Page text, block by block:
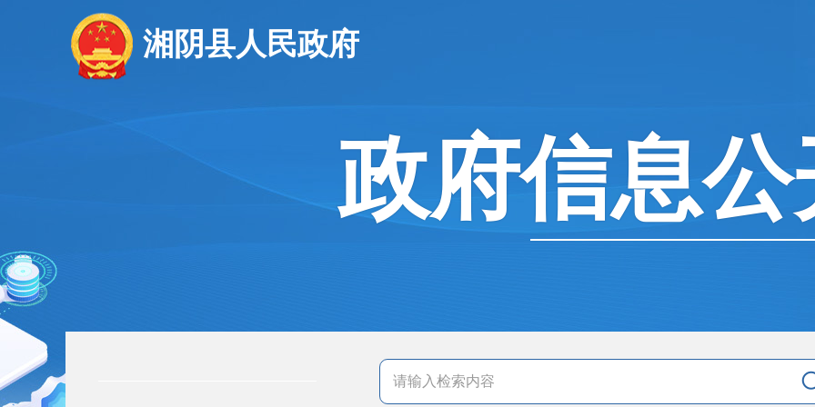
湘阴县人民政府
政府信息公